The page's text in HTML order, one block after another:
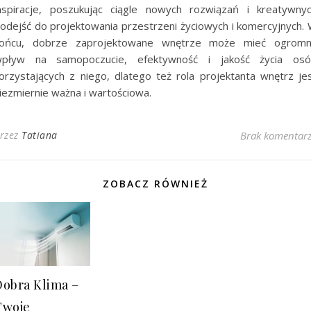
poszukując ciągle nowych rozwiązań i
do projektowania przestrzeni życiowych i komercyjnych.
dobrze zaprojektowane wnętrze może mieć
na samopoczucie, efektywność i jakość życia
z niego, dlatego też rola projektanta wnętrz
ważna i wartościowa.
Tatiana Brak
ZOBACZ RÓWNIEŻ
Klima –